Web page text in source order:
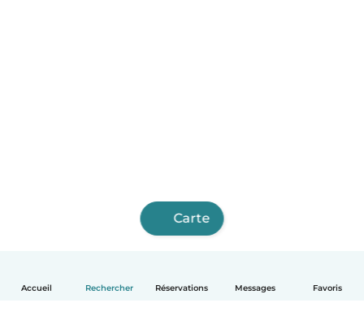
Accueil Rechercher Réservations Messages Favoris
Carte